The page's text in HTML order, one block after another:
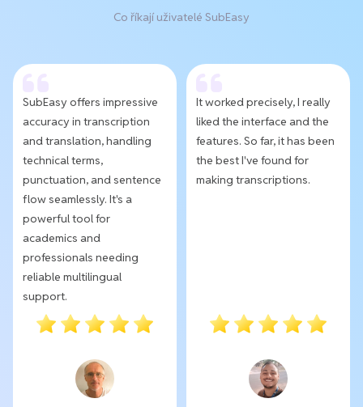
Co říkají uživatelé SubEasy
SubEasy offers impressive
accuracy in transcription
and translation, handling
technical terms,
punctuation, and sentence
flow seamlessly. It's a
powerful tool for
academics and
professionals needing
reliable multilingual
support.
It worked precisely, I really
liked the interface and the
features. So far, it has been
the best I've found for
making transcriptions.